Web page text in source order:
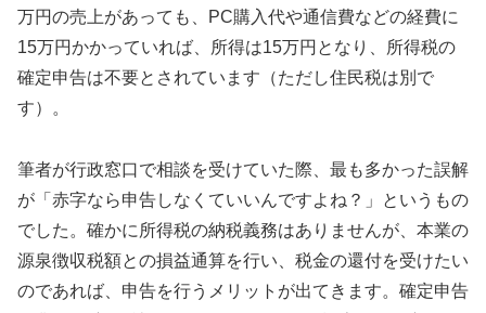
万円の売上があっても、PC購入代や通信費などの経費に
15万円かかっていれば、所得は15万円となり、所得税の
確定申告は不要とされています（ただし住民税は別で
す）。
筆者が行政窓口で相談を受けていた際、最も多かった誤解
が「赤字なら申告しなくていいんですよね？」というもの
でした。確かに所得税の納税義務はありませんが、本業の
源泉徴収税額との損益通算を行い、税金の還付を受けたい
のであれば、申告を行うメリットが出てきます。確定申告